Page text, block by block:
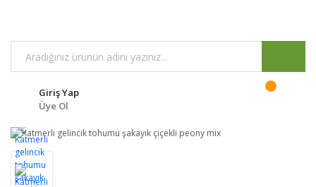
Giriş Yap
Üye Ol